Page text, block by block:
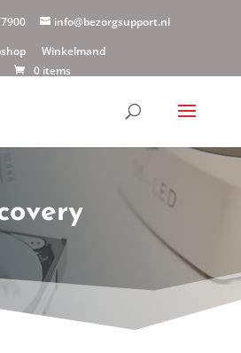
info@bezorgsupport.nl
Winkelmand
0 items